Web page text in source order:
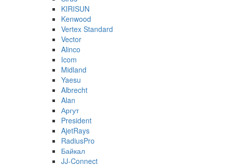
KIRISUN
Kenwood
Vertex Standard
Vector
Alinco
Icom
Midland
Yaesu
Albrecht
Alan
Аргут
President
AjetRays
RadiusPro
Байкал
JJ-Connect